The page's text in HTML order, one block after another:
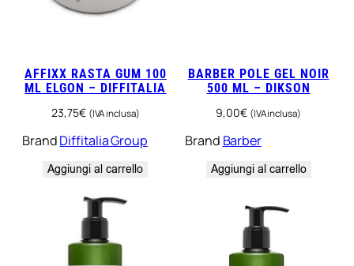
AFFIXX RASTA GUM 100
ML ELGON – DIFFITALIA
23,75€ (IVA inclusa)
BrandDiffitalia Group
Aggiungi al carrello
BARBER POLE GEL NOIR
500 ML – DIKSON
9,00€ (IVA inclusa)
Brand Barber
Aggiungi al carrello